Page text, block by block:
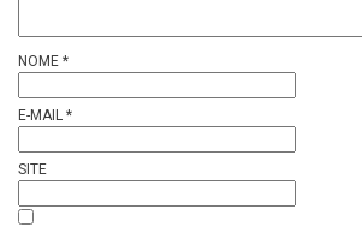
NOME *
E-MAIL *
SITE